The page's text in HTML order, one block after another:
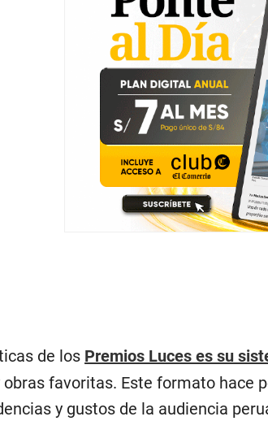
de los Premios Luces es su
favoritas. Este formato hace
y gustos de la audiencia